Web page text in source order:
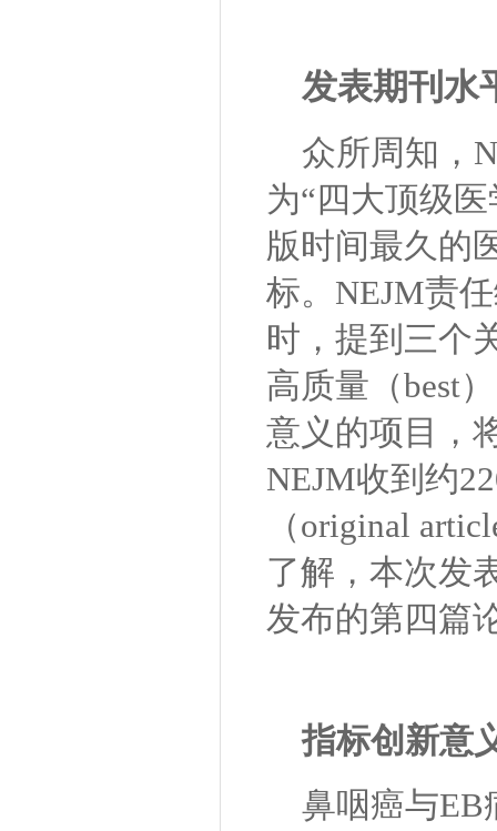
发表期刊水
众所周知，
为“四大顶级
版时间最久的
标。 NEJM责
时，提到三个
高质量（best
意义的项目，
NEJM收到约
（original
了解，本次发
发布的第四篇
指标创新意
鼻咽癌与EB